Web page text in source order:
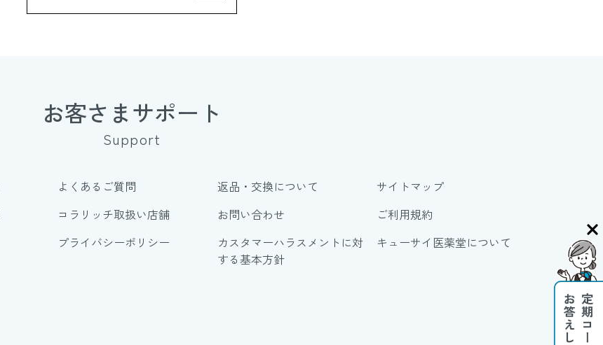
お客さまサポート
Support
ご利用規約
よくあるご質問 返品・交換について
プライバシーポリシー
サイトマップ
カスタマーハラスメントに対
する基本方針
キューサイ医薬堂について
コラリッチ取扱い店舗 お問い合わせ